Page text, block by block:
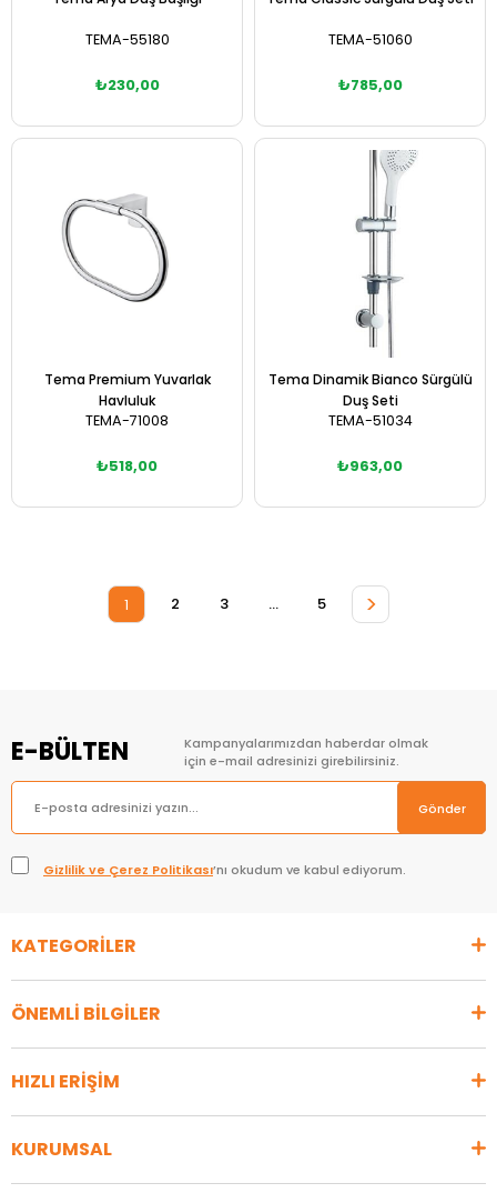
TEMA-55180
₺230,00
TEMA-51060
₺785,00
Sepete Ekle
Tema Premium Yuvarlak
Havluluk
TEMA-71008
₺518,00
Tema Dinamik Bianco Sürgülü
Duş Seti
TEMA-51034
₺963,00
1 2 3 ... 5 >
E-BÜLTEN
Kampanyalarımızdan haberdar olmak
için e-mail adresinizi girebilirsiniz.
Gönder
Gizlilik ve Çerez Politikası’nı okudum ve kabul ediyorum.
KATEGORİLER
ÖNEMLİ BİLGİLER
HIZLI ERİŞİM
KURUMSAL